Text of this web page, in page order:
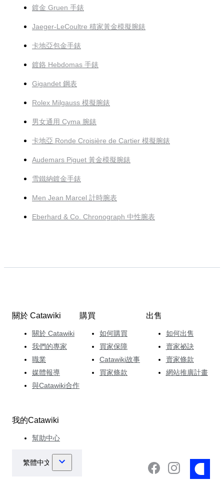
鍍金 Gruen 手錶
Jaeger-LeCoultre 積家黃金模擬腕錶
卡地亞包金手錶
鍍鉻 Hebdomas 手錶
Gigandet 鋼表
Rolex Milgauss 模擬腕錶
男女通用 Cyma 腕錶
卡地亞 Ronde Croisière de Cartier 模擬腕錶
Audemars Piguet 黃金模擬腕錶
雪鐵納鍍金手錶
Men Jean Marcel 計時腕表
Eberhard & Co. Chronograph 中性腕表
關於 Catawiki
關於 Catawiki
我們的專家
職業
媒體報導
與Catawiki合作
購買
如何購買
買家保障
Catawiki故事
買家條款
出售
如何出售
賣家祕訣
賣家條款
網站推廣計畫
我的Catawiki
幫助中心